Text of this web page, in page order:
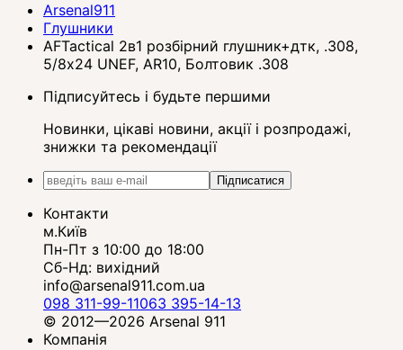
Arsenal911
Глушники
AFTactical 2в1 розбірний глушник+дтк, .308,
5/8x24 UNEF, AR10, Болтовик .308
Підписуйтесь і будьте першими
Новинки, цікаві новини, акції і розпродажі,
знижки та рекомендації
Підписатися
Контакти
м.Київ
Пн-Пт з 10:00 до 18:00
Сб-Нд: вихідний
info@arsenal911.com.ua
098 311-99-11063 395-14-13
© 2012—2026 Arsenal 911
Компанія